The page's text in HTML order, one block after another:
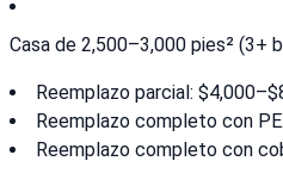
Casa de 2,500–3,000 pies² (3+
Reemplazo parcial:
Reemplazo completo con
Reemplazo completo con